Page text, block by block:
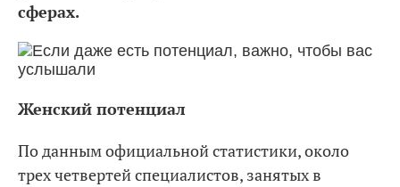
сферах.
Женский потенциал
По данным официальной статистики, около
трех четвертей специалистов, занятых в